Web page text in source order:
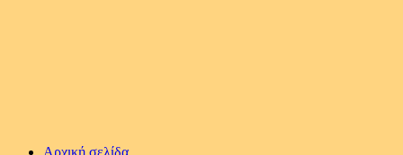
Αρχική σελίδα